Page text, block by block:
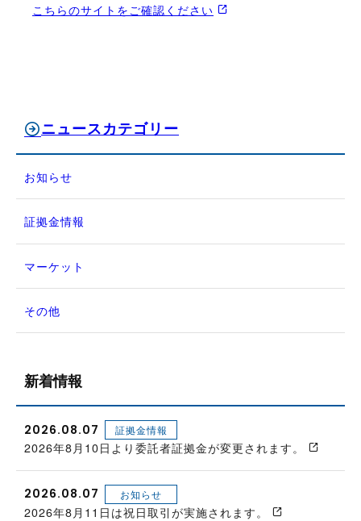
こちらのサイトをご確認ください
ニュースカテゴリー
お知らせ
証拠金情報
マーケット
その他
新着情報
2026.08.07 証拠金情報
2026年8月10日より委託者証拠金が変更されます。
2026.08.07 お知らせ
2026年8月11日は祝日取引が実施されます。